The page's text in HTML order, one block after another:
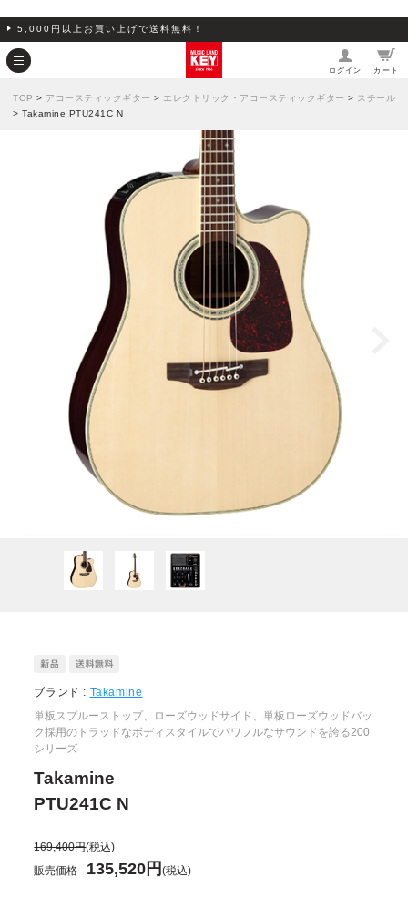
5,000円以上お買い上げで送料無料！
ログイン カート
TOP > アコースティックギター > エレクトリック・アコースティックギター > スチール
> Takamine PTU241C N
ブランド : Takamine
単板スプルーストップ、ローズウッドサイド、単板ローズウッドバッ
ク採用のトラッドなボディスタイルでパワフルなサウンドを誇る200
シリーズ
Takamine
PTU241C N
169,400円(税込)
販売価格
135,520円(税込)